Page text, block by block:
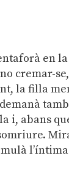
en
cremar-
la filla
i, abans